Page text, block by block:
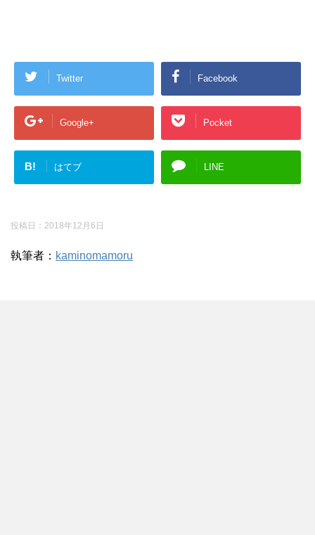
Twitter Facebook
Google+ Pocket
B! はてブ LINE
投稿日： 2018年12月6日
執筆者： kaminomamoru